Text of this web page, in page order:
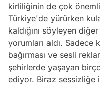
kirliliğinin de çok
Türkiye'de yürürken
kaldığını söyleyen
yorumları aldı. Sadece
bağırması ve sesli
şehirlerde yaşayan
ediyor. Biraz sessizliğe